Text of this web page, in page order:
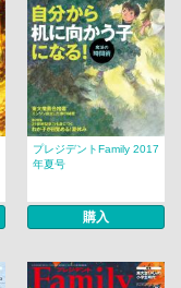
プレジデントFamily 2017
年夏号
購入